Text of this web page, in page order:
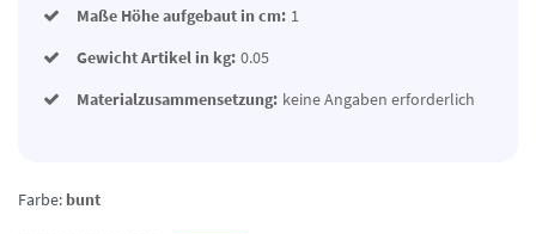
Maße Höhe aufgebaut in cm: 1
Gewicht Artikel in kg: 0.05
Materialzusammensetzung: keine Angaben erforderlich
Farbe: bunt